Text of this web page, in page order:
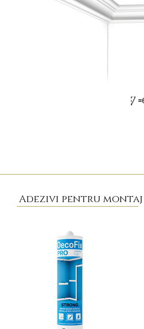
Adezivi pentru montaj